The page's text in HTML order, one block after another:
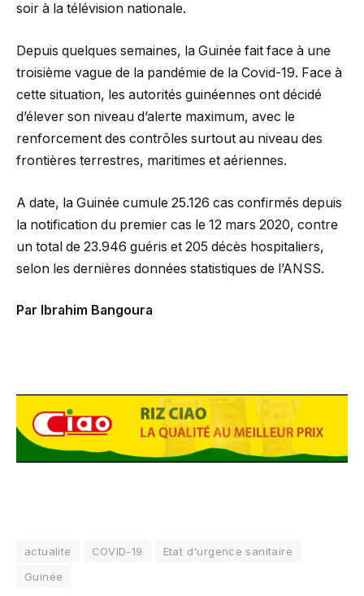
soir à la télévision nationale.
Depuis quelques semaines, la Guinée fait face à une
troisième vague de la pandémie de la Covid-19. Face à
cette situation, les autorités guinéennes ont décidé
d’élever son niveau d’alerte maximum, avec le
renforcement des contrôles surtout au niveau des
frontières terrestres, maritimes et aériennes.
A date, la Guinée cumule 25.126 cas confirmés depuis
la notification du premier cas le 12 mars 2020, contre
un total de 23.946 guéris et 205 décès hospitaliers,
selon les dernières données statistiques de l’ANSS.
Par Ibrahim Bangoura
actualite COVID-19
Etat d'urgence sanitaire
Guinée